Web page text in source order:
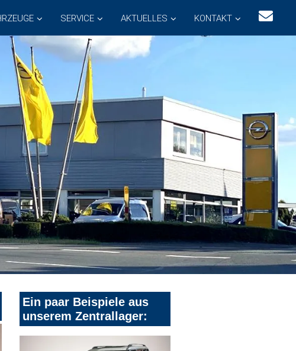
SERVICE AKTUELLES KONTAKT
Ein paar Beispiele aus
unserem Zentrallager: